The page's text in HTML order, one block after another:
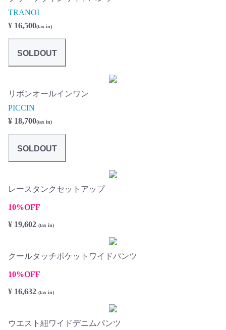
TRANOI
¥ 16,500(tax in)
SOLDOUT
リボンオールインワン
PICCIN
¥ 18,700(tax in)
SOLDOUT
レースタンクセットアップ
10%OFF
¥ 19,602 (tax in)
クールタッチポケットワイドパンツ
10%OFF
¥ 16,632 (tax in)
ウエスト紐ワイドデニムパンツ